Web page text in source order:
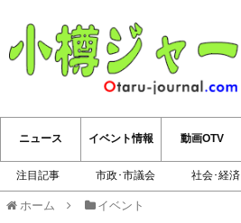
ニュース
注目記事 市政･市議会 社会･経済
イベント情報 動画OTV
ホーム イベント